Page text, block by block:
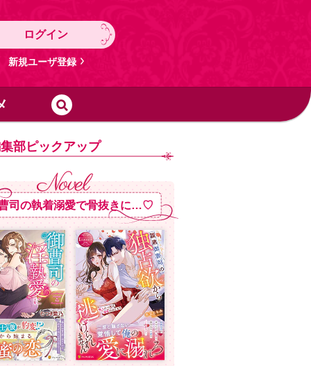
ログイン
新規ユーザ登録
部ピックアップ
司の執着溺愛で骨抜きに…♡